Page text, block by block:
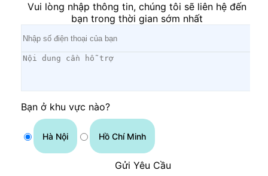
Vui lòng nhập thông tin, chúng tôi sẽ liên hệ đến
bạn trong thời gian sớm nhất
Bạn ở khu vực nào?
Hà Nội Hồ Chí Minh
Gửi Yêu Cầu